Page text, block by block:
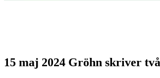
15 maj 2024 Gröhn skriver